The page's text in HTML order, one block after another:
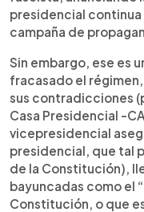
presidencial continua
campaña de
Sin embargo, ese es
fracasado el
sus contradicciones
Casa Presidencial -
vicepresidencial
presidencial, que tal
de la Constitución),
bayuncadas como el
Constitución, o que